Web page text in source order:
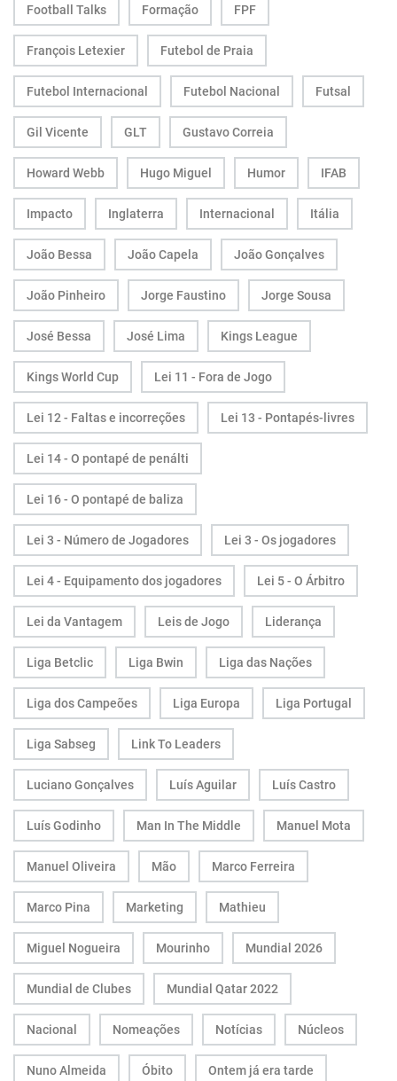
Football Talks Formação FPF
François Letexier Futebol de Praia
Futebol Internacional Futebol Nacional Futsal
Gil Vicente GLT Gustavo Correia
Howard Webb Hugo Miguel Humor IFAB
Impacto Inglaterra Internacional Itália
João Bessa João Capela João Gonçalves
João Pinheiro Jorge Faustino Jorge Sousa
José Bessa José Lima Kings League
Kings World Cup Lei 11 - Fora de Jogo
Lei 12 - Faltas e incorreções Lei 13 - Pontapés-livres
Lei 14 - O pontapé de penálti
Lei 16 - O pontapé de baliza
Lei 3 - Número de Jogadores Lei 3 - Os jogadores
Lei 4 - Equipamento dos jogadores Lei 5 - O Árbitro
Lei da Vantagem Leis de Jogo Liderança
Liga Betclic Liga Bwin Liga das Nações
Liga dos Campeões Liga Europa Liga Portugal
Liga Sabseg Link To Leaders
Luciano Gonçalves Luís Aguilar Luís Castro
Luís Godinho Man In The Middle Manuel Mota
Manuel Oliveira Mão Marco Ferreira
Marco Pina Marketing Mathieu
Miguel Nogueira Mourinho Mundial 2026
Mundial de Clubes Mundial Qatar 2022
Nacional Nomeações Notícias Núcleos
Nuno Almeida Óbito Ontem já era tarde